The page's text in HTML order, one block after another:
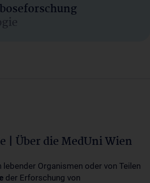
| Über die MedUni Wien
Organismen oder von Teilen
der Erforschung von